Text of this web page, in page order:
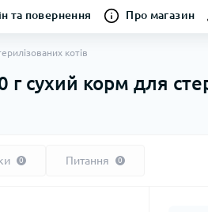
та повернення Про магазин
котів
сухий корм для
0 Питання 0